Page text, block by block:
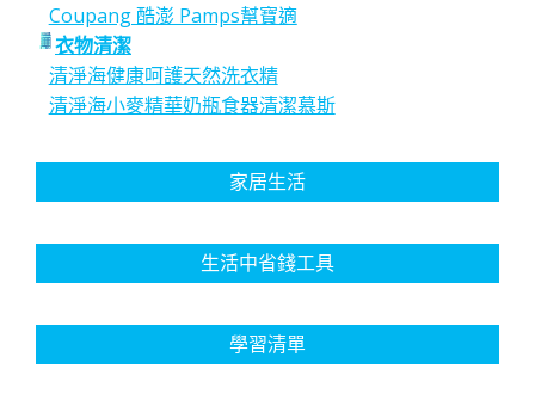
Coupang 酷澎 Pamps幫寶適
衣物清潔
清淨海健康呵護天然洗衣精
清淨海小麥精華奶瓶食器清潔慕斯
家居生活
生活中省錢工具
學習清單